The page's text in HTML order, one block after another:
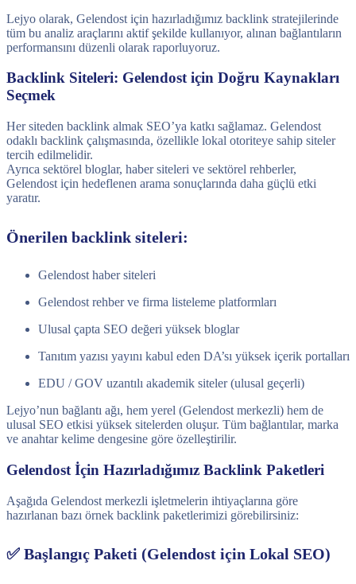
Lejyo olarak, Gelendost için hazırladığımız backlink stratejilerinde
tüm bu analiz araçlarını aktif şekilde kullanıyor, alınan bağlantıların
performansını düzenli olarak raporluyoruz.
Backlink Siteleri: Gelendost için Doğru Kaynakları
Seçmek
Her siteden backlink almak SEO’ya katkı sağlamaz. Gelendost
odaklı backlink çalışmasında, özellikle lokal otoriteye sahip siteler
tercih edilmelidir.
Ayrıca sektörel bloglar, haber siteleri ve sektörel rehberler,
Gelendost için hedeflenen arama sonuçlarında daha güçlü etki
yaratır.
Önerilen backlink siteleri:
Gelendost haber siteleri
Gelendost rehber ve firma listeleme platformları
Ulusal çapta SEO değeri yüksek bloglar
Tanıtım yazısı yayını kabul eden DA’sı yüksek içerik portalları
EDU / GOV uzantılı akademik siteler (ulusal geçerli)
Lejyo’nun bağlantı ağı, hem yerel (Gelendost merkezli) hem de
ulusal SEO etkisi yüksek sitelerden oluşur. Tüm bağlantılar, marka
ve anahtar kelime dengesine göre özelleştirilir.
Gelendost İçin Hazırladığımız Backlink Paketleri
Aşağıda Gelendost merkezli işletmelerin ihtiyaçlarına göre
hazırlanan bazı örnek backlink paketlerimizi görebilirsiniz:
✅ Başlangıç Paketi (Gelendost için Lokal SEO)